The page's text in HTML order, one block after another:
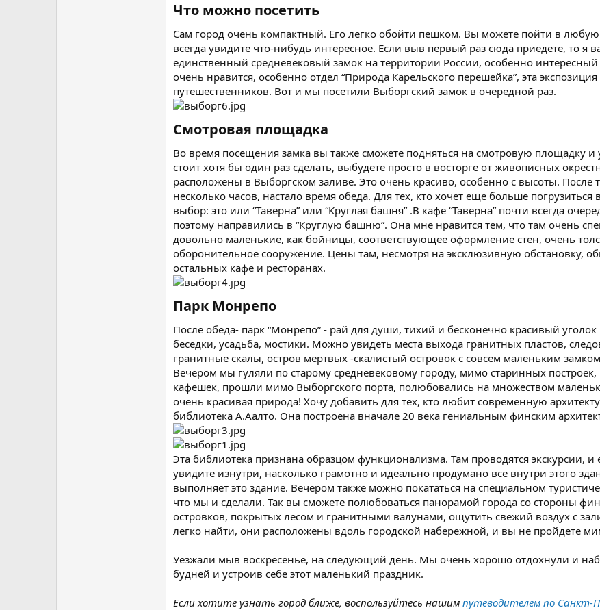
Что можно посетить
Сам город очень компактный. Его легко обойти пешком. Вы можете пойти в
всегда увидите что-нибудь интересное. Если выв первый раз сюда приедете, то я
единственный средневековый замок на территории России, особенно
очень нравится, особенно отдел “Природа Карельского перешейка”, эта
путешественников. Вот и мы посетили Выборгский замок в очередной раз.
Смотровая площадка​
Во время посещения замка вы также сможете подняться на смотровую площадку и
стоит хотя бы один раз сделать, выбудете просто в восторге от живописных
расположены в Выборгском заливе. Это очень красиво, особенно с высоты. После
несколько часов, настало время обеда. Для тех, кто хочет еще больше
выбор: это или “Таверна” или “Круглая башня” .В кафе “Таверна” почти всегда
поэтому направились в “Круглую башню”. Она мне нравится тем, что там очень
довольно маленькие, как бойницы, соответствующее оформление стен, очень
оборонительное сооружение. Цены там, несмотря на эксклюзивную обстановку,
остальных кафе и ресторанах.
Парк Монрепо​
После обеда- парк “Монрепо” - рай для души, тихий и бесконечно красивый
беседки, усадьба, мостики. Можно увидеть места выхода гранитных пластов,
гранитные скалы, остров мертвых -скалистый островок с совсем маленьким
Вечером мы гуляли по старому средневековому городу, мимо старинных
кафешек, прошли мимо Выборгского порта, полюбовались на множеством
очень красивая природа! Хочу добавить для тех, кто любит современную
библиотека А.Аалто. Она построена вначале 20 века гениальным финским
Эта библиотека признана образцом функционализма. Там проводятся экскурсии,
увидите изнутри, насколько грамотно и идеально продумано все внутри этого
выполняет это здание. Вечером также можно покататься на специальном
что мы и сделали. Так вы сможете полюбоваться панорамой города со стороны
островков, покрытых лесом и гранитными валунами, ощутить свежий воздух с
легко найти, они расположены вдоль городской набережной, и вы не пройдете
Уезжали мыв воскресенье, на следующий день. Мы очень хорошо отдохнули и
будней и устроив себе этот маленький праздник.
Если хотите узнать город ближе, воспользуйтесь нашим путеводителем по Санкт-